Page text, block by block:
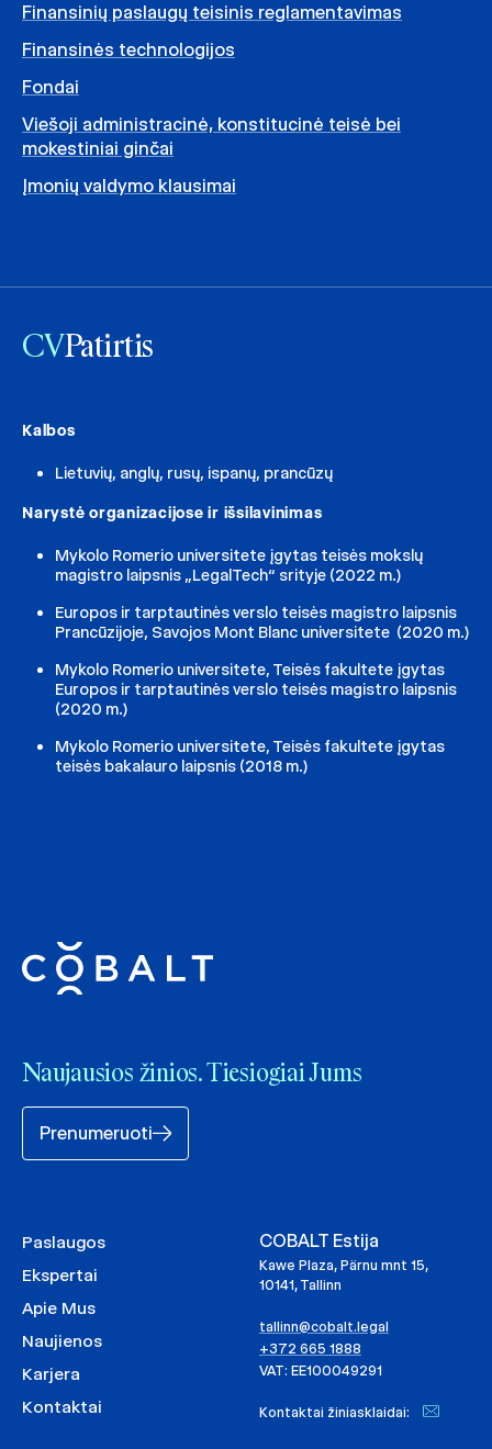
Finansinių paslaugų teisinis reglamentavimas
Finansinės technologijos
Fondai
Viešoji administracinė, konstitucinė teisė bei
mokestiniai ginčai
Įmonių valdymo klausimai
CVPatirtis
Kalbos
Lietuvių, anglų, rusų, ispanų, prancūzų
Narystė organizacijose ir išsilavinimas
Mykolo Romerio universitete įgytas teisės mokslų
magistro laipsnis „LegalTech“ srityje (2022 m.)
Europos ir tarptautinės verslo teisės magistro laipsnis
Prancūzijoje, Savojos Mont Blanc universitete (2020 m.)
Mykolo Romerio universitete, Teisės fakultete įgytas
Europos ir tarptautinės verslo teisės magistro laipsnis
(2020 m.)
Mykolo Romerio universitete, Teisės fakultete įgytas
teisės bakalauro laipsnis (2018 m.)
Naujausios žinios. Tiesiogiai Jums
Prenumeruoti
Paslaugos
Ekspertai
Apie Mus
Naujienos
Karjera
Kontaktai
COBALT Estija
Kawe Plaza, Pärnu mnt 15,
10141, Tallinn
tallinn@cobalt.legal
+372 665 1888
VAT: EE100049291
Kontaktai žiniasklaidai: